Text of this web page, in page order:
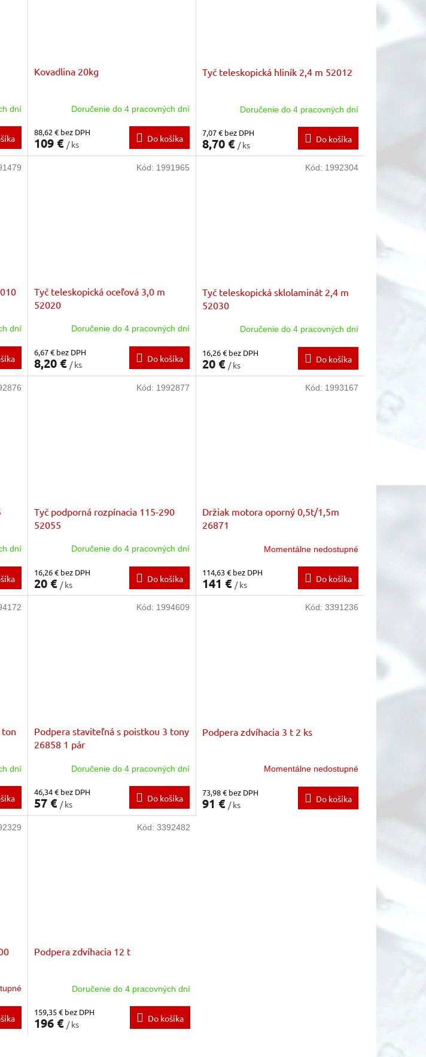
dní
Kovadlina 20kg
Doručenie do 4 pracovných dní
88,62 € bez DPH
109 € / ks
Do košíka
Tyč teleskopická hliník 2,4 m 52012
Doručenie do 4 pracovných dní
7,07 € bez DPH
8,70 € / ks
Do košíka
dní
Tyč teleskopická oceľová 3,0 m
52020
Doručenie do 4 pracovných dní
6,67 € bez DPH
8,20 € / ks
Do košíka
Kód: 1991965
Tyč teleskopická sklolaminát 2,4 m
52030
Doručenie do 4 pracovných dní
16,26 € bez DPH
20 € / ks
Do košíka
Kód: 1992304
dní
Tyč podporná rozpínacia 115-290
52055
Doručenie do 4 pracovných dní
16,26 € bez DPH
20 € / ks
Do košíka
Kód: 1992877
Držiak motora oporný 0,5t/1,5m
26871
Momentálne nedostupné
114,63 € bez DPH
141 € / ks
Do košíka
Kód: 1993167
ton
dní
Podpera staviteľná s poistkou 3 tony
26858 1 pár
Doručenie do 4 pracovných dní
46,34 € bez DPH
57 € / ks
Do košíka
Kód: 1994609
Podpera zdvíhacia 3 t 2 ks
Momentálne nedostupné
73,98 € bez DPH
91 € / ks
Do košíka
Kód: 3391236
Podpera zdvíhacia 12 t
Doručenie do 4 pracovných dní
159,35 € bez DPH
196 € / ks
Do košíka
Kód: 3392482